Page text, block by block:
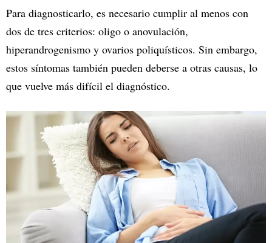
Para diagnosticarlo, es necesario cumplir al menos con
dos de tres criterios: oligo o anovulación,
hiperandrogenismo y ovarios poliquísticos. Sin embargo,
estos síntomas también pueden deberse a otras causas, lo
que vuelve más difícil el diagnóstico.